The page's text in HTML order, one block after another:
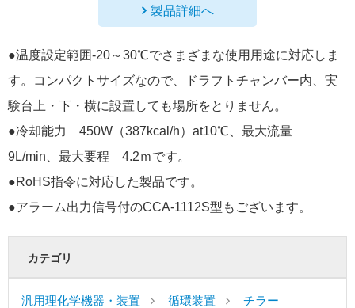
製品詳細へ
●温度設定範囲-20～30℃でさまざまな使用用途に対応しま
す。コンパクトサイズなので、ドラフトチャンバー内、実
験台上・下・横に設置しても場所をとりません。
●冷却能力 450W（387kcal/h）at10℃、最大流量
9L/min、最大要程 4.2ｍです。
●RoHS指令に対応した製品です。
●アラーム出力信号付のCCA-1112S型もございます。
カテゴリ
汎用理化学機器・装置 循環装置 チラー